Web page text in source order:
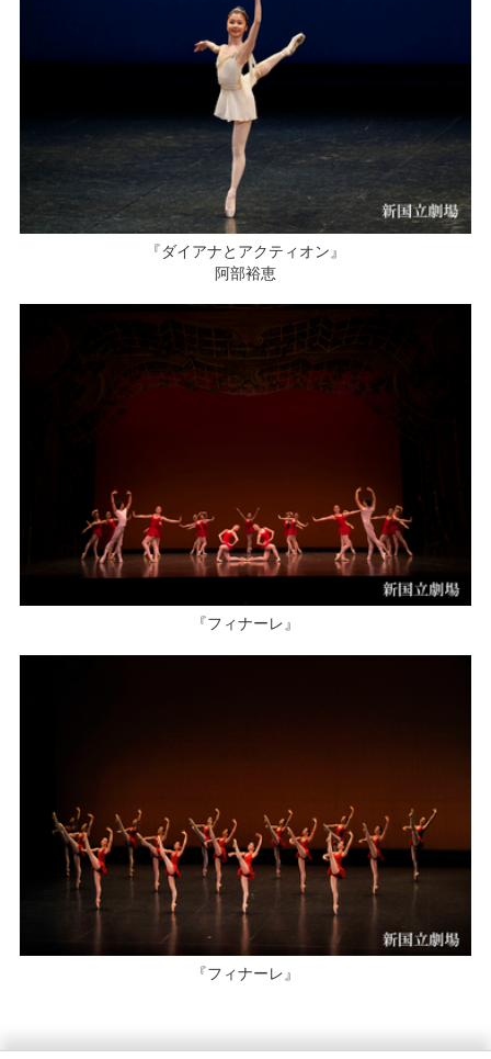
『ダイアナとアクティオン』
阿部裕恵
『フィナーレ』
『フィナーレ』